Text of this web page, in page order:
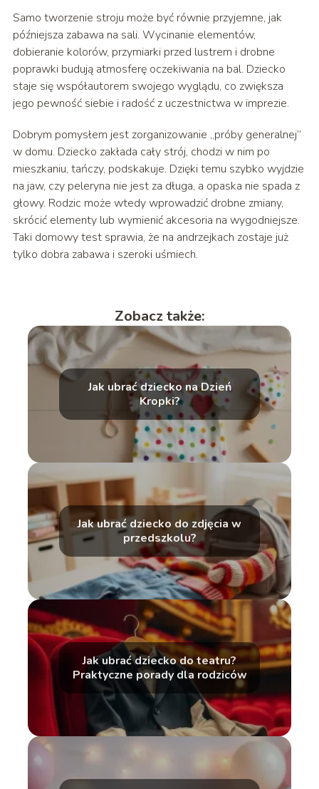
Samo tworzenie stroju może być równie przyjemne, jak
późniejsza zabawa na sali. Wycinanie elementów,
dobieranie kolorów, przymiarki przed lustrem i drobne
poprawki budują atmosferę oczekiwania na bal. Dziecko
staje się współautorem swojego wyglądu, co zwiększa
jego pewność siebie i radość z uczestnictwa w imprezie.
Dobrym pomysłem jest zorganizowanie „próby generalnej”
w domu. Dziecko zakłada cały strój, chodzi w nim po
mieszkaniu, tańczy, podskakuje. Dzięki temu szybko wyjdzie
na jaw, czy peleryna nie jest za długa, a opaska nie spada z
głowy. Rodzic może wtedy wprowadzić drobne zmiany,
skrócić elementy lub wymienić akcesoria na wygodniejsze.
Taki domowy test sprawia, że na andrzejkach zostaje już
tylko dobra zabawa i szeroki uśmiech.
Zobacz także:
Jak ubrać dziecko na Dzień
Kropki?
Jak ubrać dziecko do zdjęcia w
przedszkolu?
Jak ubrać dziecko do teatru?
Praktyczne porady dla rodziców